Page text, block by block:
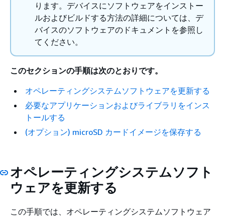
ります。デバイスにソフトウェアをインストー
ルおよびビルドする方法の詳細については、デ
バイスのソフトウェアのドキュメントを参照し
てください。
このセクションの手順は次のとおりです。
オペレーティングシステムソフトウェアを更新する
必要なアプリケーションおよびライブラリをインス
トールする
(オプション) microSD カードイメージを保存する
オペレーティングシステムソフト
ウェアを更新する
この手順では、オペレーティングシステムソフトウェア